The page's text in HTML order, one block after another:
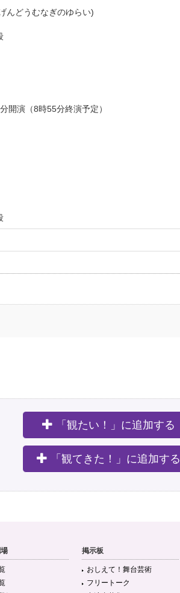
んどうむなぎのゆらい)
開演（8時55分終演予定）
「観たい！」に追加する
「観てきた！」に追加する
掲示板
おしえて！舞台芸術
フリートーク